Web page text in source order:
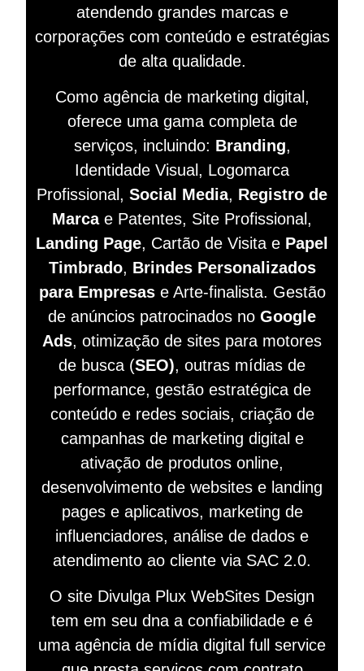
atendendo grandes marcas e
corporações com conteúdo e estratégias
de alta qualidade.
Como agência de marketing digital,
oferece uma gama completa de
serviços, incluindo: Branding,
Identidade Visual, Logomarca
Profissional, Social Media, Registro de
Marca e Patentes, Site Profissional,
Landing Page, Cartão de Visita e Papel
Timbrado, Brindes Personalizados
para Empresas e Arte-finalista. Gestão
de anúncios patrocinados no Google
Ads, otimização de sites para motores
de busca (SEO), outras mídias de
performance, gestão estratégica de
conteúdo e redes sociais, criação de
campanhas de marketing digital e
ativação de produtos online,
desenvolvimento de websites e landing
pages e aplicativos, marketing de
influenciadores, análise de dados e
atendimento ao cliente via SAC 2.0.
O site Divulga Plux WebSites Design
tem em seu dna a confiabilidade e é
uma agência de mídia digital full service